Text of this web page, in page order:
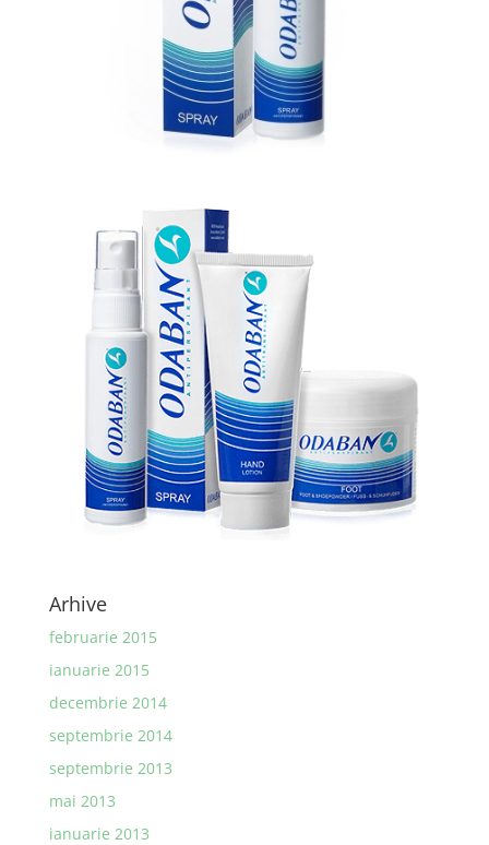
Arhive
februarie 2015
ianuarie 2015
decembrie 2014
septembrie 2014
septembrie 2013
mai 2013
ianuarie 2013